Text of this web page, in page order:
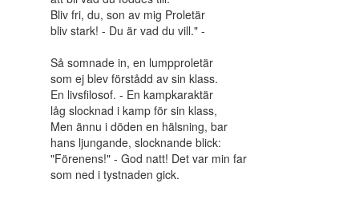
Bliv fri, du, son av mig Proletär
bliv stark! - Du är vad du vill." -
Så somnade in, en lumpproletär
som ej blev förstådd av sin klass.
En livsfilosof. - En kampkaraktär
låg slocknad i kamp för sin klass,
Men ännu i döden en hälsning, bar
hans ljungande, slocknande blick:
"Förenens!" - God natt! Det var min far
som ned i tystnaden gick.